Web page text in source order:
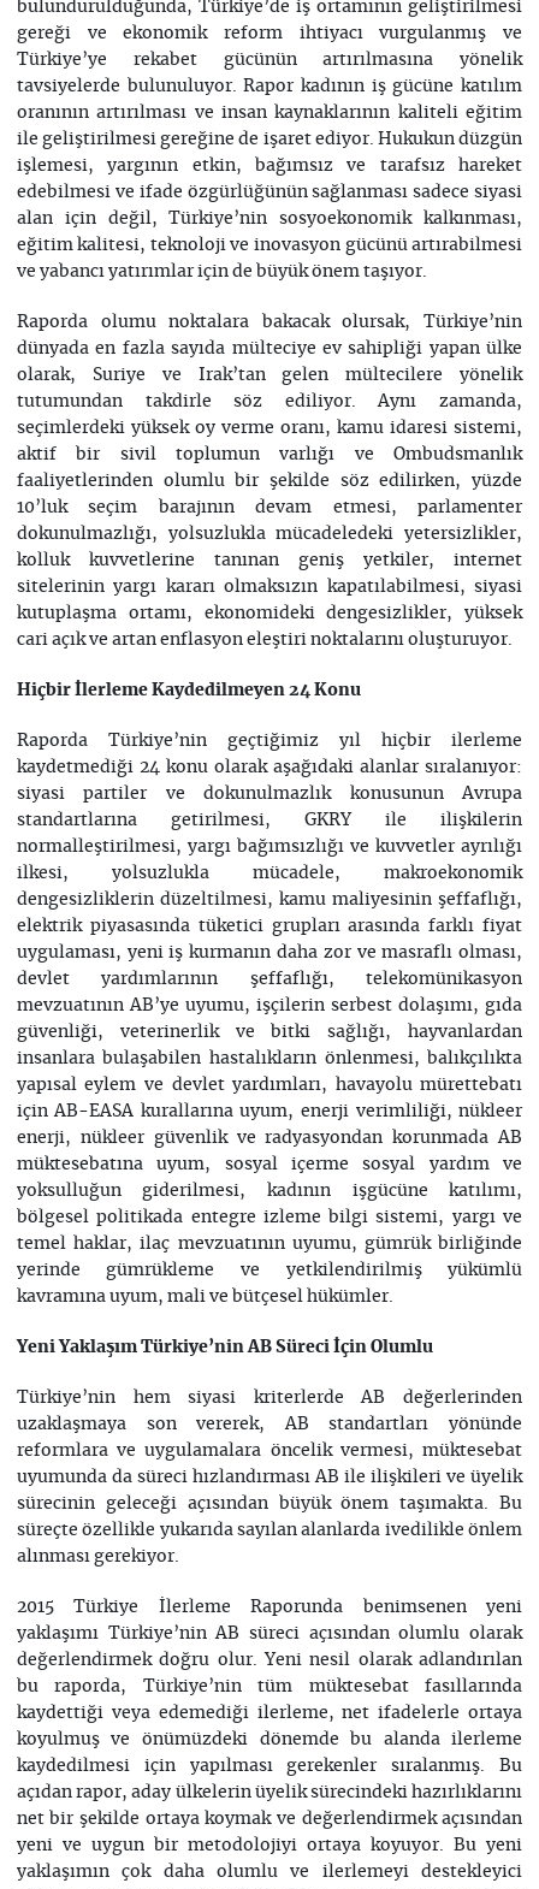
bulundurulduğunda, Türkiye’de iş ortamının geliştirilmesi
gereği ve ekonomik reform ihtiyacı vurgulanmış ve
Türkiye’ye rekabet gücünün artırılmasına yönelik
tavsiyelerde bulunuluyor. Rapor kadının iş gücüne katılım
oranının artırılması ve insan kaynaklarının kaliteli eğitim
ile geliştirilmesi gereğine de işaret ediyor. Hukukun düzgün
işlemesi, yargının etkin, bağımsız ve tarafsız hareket
edebilmesi ve ifade özgürlüğünün sağlanması sadece siyasi
alan için değil, Türkiye’nin sosyoekonomik kalkınması,
eğitim kalitesi, teknoloji ve inovasyon gücünü artırabilmesi
ve yabancı yatırımlar için de büyük önem taşıyor.
Raporda olumu noktalara bakacak olursak, Türkiye’nin
dünyada en fazla sayıda mülteciye ev sahipliği yapan ülke
olarak, Suriye ve Irak’tan gelen mültecilere yönelik
tutumundan takdirle söz ediliyor. Aynı zamanda,
seçimlerdeki yüksek oy verme oranı, kamu idaresi sistemi,
aktif bir sivil toplumun varlığı ve Ombudsmanlık
faaliyetlerinden olumlu bir şekilde söz edilirken, yüzde
10’luk seçim barajının devam etmesi, parlamenter
dokunulmazlığı, yolsuzlukla mücadeledeki yetersizlikler,
kolluk kuvvetlerine tanınan geniş yetkiler, internet
sitelerinin yargı kararı olmaksızın kapatılabilmesi, siyasi
kutuplaşma ortamı, ekonomideki dengesizlikler, yüksek
cari açık ve artan enflasyon eleştiri noktalarını oluşturuyor.
Hiçbir İlerleme Kaydedilmeyen 24 Konu
Raporda Türkiye’nin geçtiğimiz yıl hiçbir ilerleme
kaydetmediği 24 konu olarak aşağıdaki alanlar sıralanıyor:
siyasi partiler ve dokunulmazlık konusunun Avrupa
standartlarına getirilmesi, GKRY ile ilişkilerin
normalleştirilmesi, yargı bağımsızlığı ve kuvvetler ayrılığı
ilkesi, yolsuzlukla mücadele, makroekonomik
dengesizliklerin düzeltilmesi, kamu maliyesinin şeffaflığı,
elektrik piyasasında tüketici grupları arasında farklı fiyat
uygulaması, yeni iş kurmanın daha zor ve masraflı olması,
devlet yardımlarının şeffaflığı, telekomünikasyon
mevzuatının AB’ye uyumu, işçilerin serbest dolaşımı, gıda
güvenliği, veterinerlik ve bitki sağlığı, hayvanlardan
insanlara bulaşabilen hastalıkların önlenmesi, balıkçılıkta
yapısal eylem ve devlet yardımları, havayolu mürettebatı
için AB-EASA kurallarına uyum, enerji verimliliği, nükleer
enerji, nükleer güvenlik ve radyasyondan korunmada AB
müktesebatına uyum, sosyal içerme sosyal yardım ve
yoksulluğun giderilmesi, kadının işgücüne katılımı,
bölgesel politikada entegre izleme bilgi sistemi, yargı ve
temel haklar, ilaç mevzuatının uyumu, gümrük birliğinde
yerinde gümrükleme ve yetkilendirilmiş yükümlü
kavramına uyum, mali ve bütçesel hükümler.
Yeni Yaklaşım Türkiye’nin AB Süreci İçin Olumlu
Türkiye’nin hem siyasi kriterlerde AB değerlerinden
uzaklaşmaya son vererek, AB standartları yönünde
reformlara ve uygulamalara öncelik vermesi, müktesebat
uyumunda da süreci hızlandırması AB ile ilişkileri ve üyelik
sürecinin geleceği açısından büyük önem taşımakta. Bu
süreçte özellikle yukarıda sayılan alanlarda ivedilikle önlem
alınması gerekiyor.
2015 Türkiye İlerleme Raporunda benimsenen yeni
yaklaşımı Türkiye’nin AB süreci açısından olumlu olarak
değerlendirmek doğru olur. Yeni nesil olarak adlandırılan
bu raporda, Türkiye’nin tüm müktesebat fasıllarında
kaydettiği veya edemediği ilerleme, net ifadelerle ortaya
koyulmuş ve önümüzdeki dönemde bu alanda ilerleme
kaydedilmesi için yapılması gerekenler sıralanmış. Bu
açıdan rapor, aday ülkelerin üyelik sürecindeki hazırlıklarını
net bir şekilde ortaya koymak ve değerlendirmek açısından
yeni ve uygun bir metodolojiyi ortaya koyuyor. Bu yeni
yaklaşımın çok daha olumlu ve ilerlemeyi destekleyici